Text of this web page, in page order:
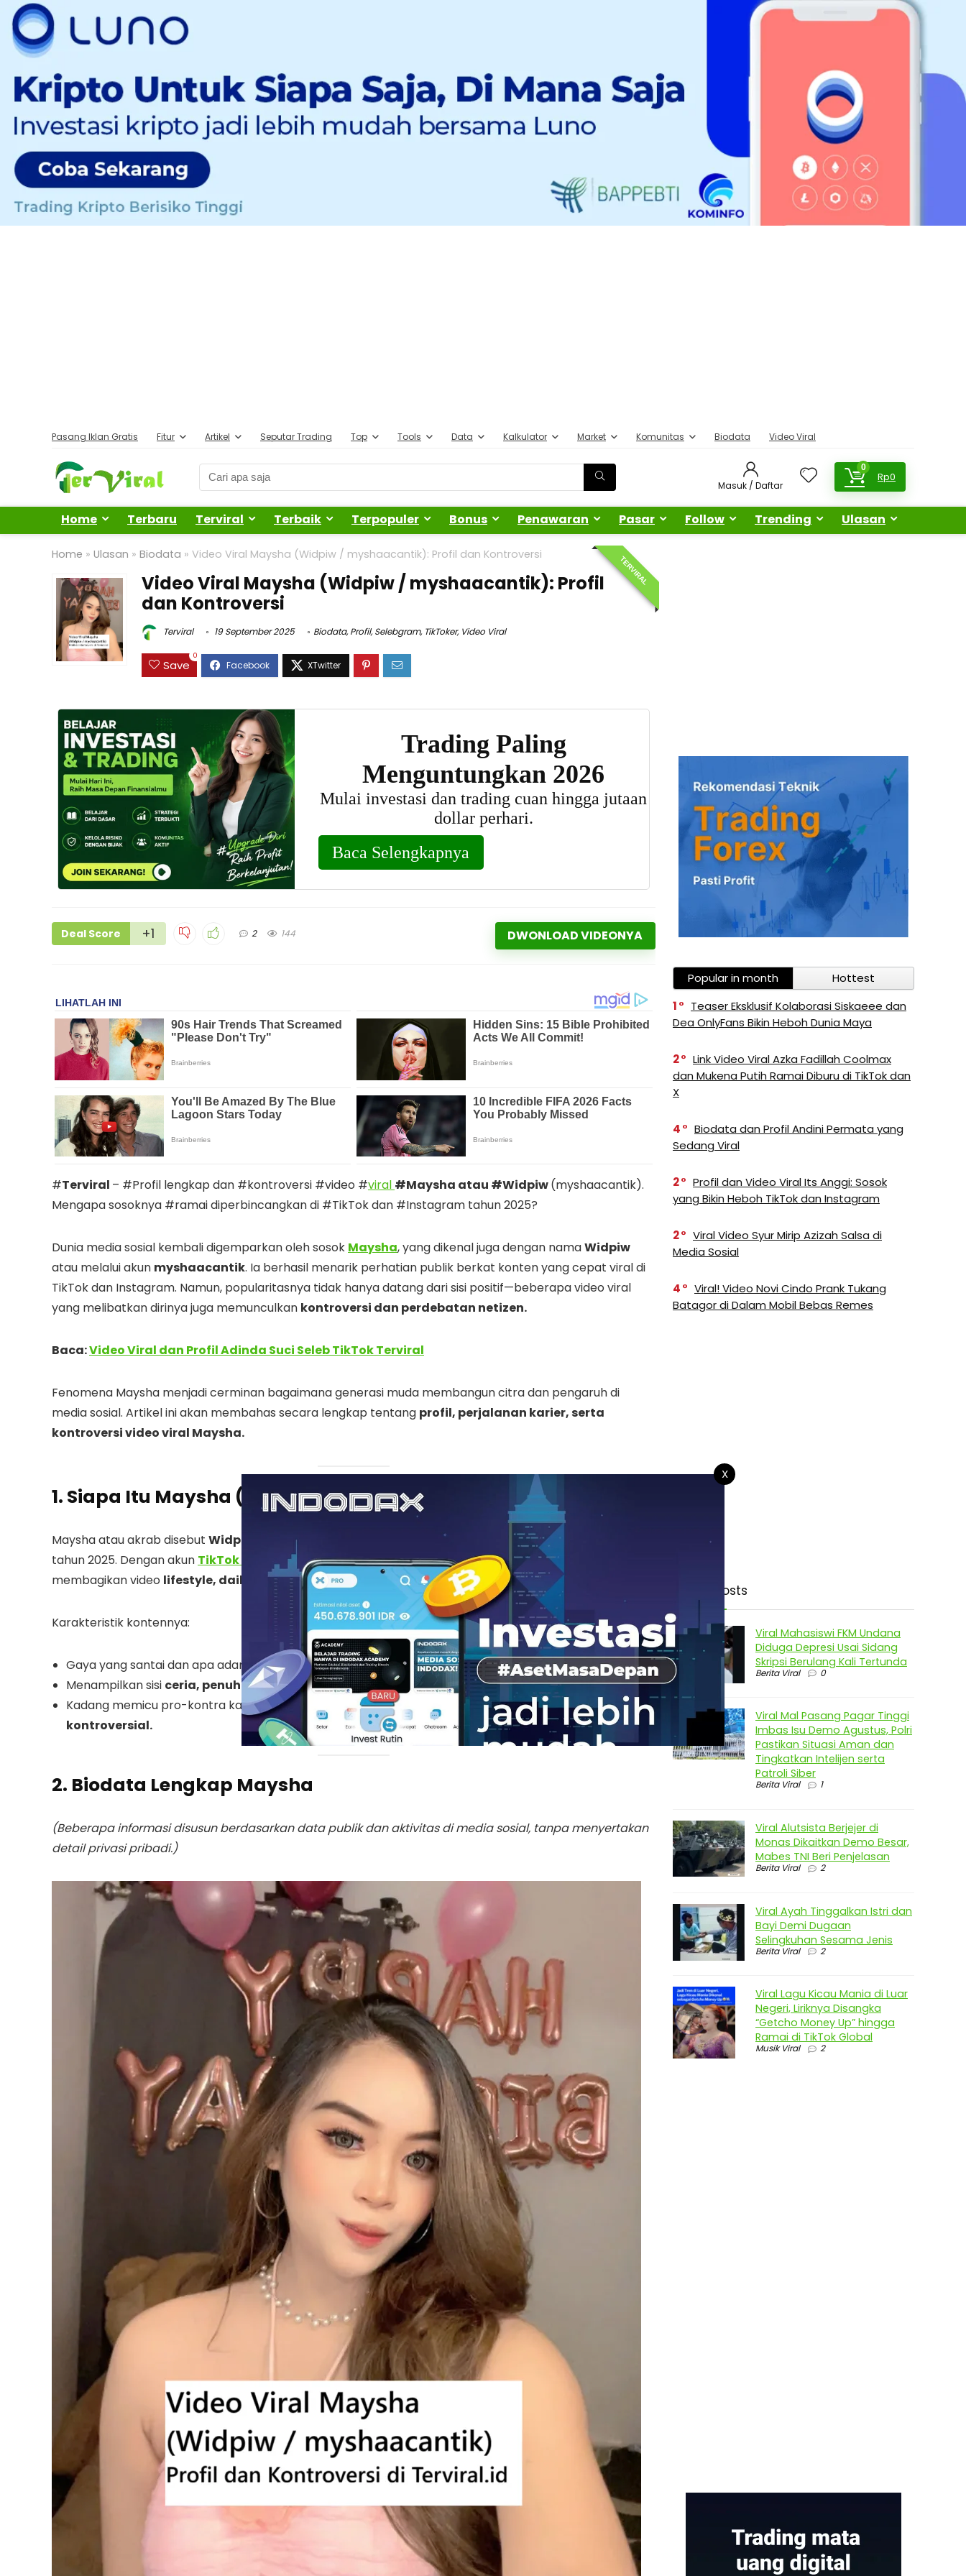
Pasang Iklan Gratis Fitur Artikel Seputar Trading Top Tools Data Kalkulator Market Komunitas Biodata Video Viral
Masuk / Daftar
0
Rp0
Home Terbaru Terviral Terbaik Terpopuler Bonus Penawaran Pasar Follow Trending Ulasan
Home » Ulasan » Biodata » Video Viral Maysha (Widpiw / myshaacantik): Profil dan Kontroversi
TERVIRAL
Video Viral Maysha (Widpiw / myshaacantik): Profil
dan Kontroversi
Terviral 19 September 2025 Biodata,Profil,Selebgram, TikToker, Video Viral
Save
0
Deal Score +1 2 144 DWONLOAD VIDEONYA
#Terviral – #Profil lengkap dan #kontroversi #video #viral #Maysha atau #Widpiw(myshaacantik).
Mengapa sosoknya #ramai diperbincangkan di #TikTok dan #Instagram tahun 2025?
Dunia media sosial kembali digemparkan oleh sosok Maysha, yang dikenal juga dengan namaWidpiw
atau melalui akun myshaacantik. Ia berhasil menarik perhatian publik berkat konten yang cepat viral di
TikTok dan Instagram. Namun, popularitasnya tidak hanya datang dari sisi positif—beberapa video viral
yang melibatkan dirinya juga memunculkan kontroversi dan perdebatan netizen.
Baca:Video Viral dan Profil Adinda Suci Seleb TikTok Terviral
Fenomena Maysha menjadi cerminan bagaimana generasi muda membangun citra dan pengaruh di
media sosial. Artikel ini akan membahas secara lengkap tentang profil, perjalanan karier, serta
kontroversi video viral Maysha.
1. Siapa Itu Maysha (Widpiw / myshaacantik)?
Maysha atau akrab disebut Widpiw
merupakan salah satu kreator konten muda yang tengah naik daun di
tahun 2025. Dengan akun TikTok myshaacantikdanInstagram widmyshaa, ia dikenal aktif
membagikan video lifestyle, daily vlog, hingga konten hiburan.
Karakteristik kontennya:
Gaya yang santai dan apa adanya.
Menampilkan sisi ceria, penuh energi, dan ekspresif.
Kadang memicu pro-kontra karena tema video yang dinilai sebagian orang terlalu berani atau
kontroversial.
2. Biodata Lengkap Maysha
(Beberapa informasi disusun berdasarkan data publik dan aktivitas di media sosial, tanpa menyertakan
detail privasi pribadi.)
Popular in month
Hottest
1
Teaser Eksklusif Kolaborasi Siskaeee dan
Dea OnlyFans Bikin Heboh Dunia Maya
2
Link Video Viral Azka Fadillah Coolmax
dan Mukena Putih Ramai Diburu di TikTok dan
X
4
Biodata dan Profil Andini Permata yang
Sedang Viral
2
Profil dan Video Viral Its Anggi: Sosok
yang Bikin Heboh TikTok dan Instagram
2
Viral Video Syur Mirip Azizah Salsa di
Media Sosial
4
Viral! Video Novi Cindo Prank Tukang
Batagor di Dalam Mobil Bebas Remes
Latest Posts
Viral Mahasiswi FKM Undana
Diduga Depresi Usai Sidang
Skripsi Berulang Kali Tertunda
Berita Viral 0
Viral Mal Pasang Pagar Tinggi
Imbas Isu Demo Agustus, Polri
Pastikan Situasi Aman dan
Tingkatkan Intelijen serta
Patroli Siber
Berita Viral 1
Viral Alutsista Berjejer di
Monas Dikaitkan Demo Besar,
Mabes TNI Beri Penjelasan
Berita Viral 2
Viral Ayah Tinggalkan Istri dan
Bayi Demi Dugaan
Selingkuhan Sesama Jenis
Berita Viral 2
Viral Lagu Kicau Mania di Luar
Negeri, Liriknya Disangka
“Getcho Money Up” hingga
Ramai di TikTok Global
Musik Viral 2
X